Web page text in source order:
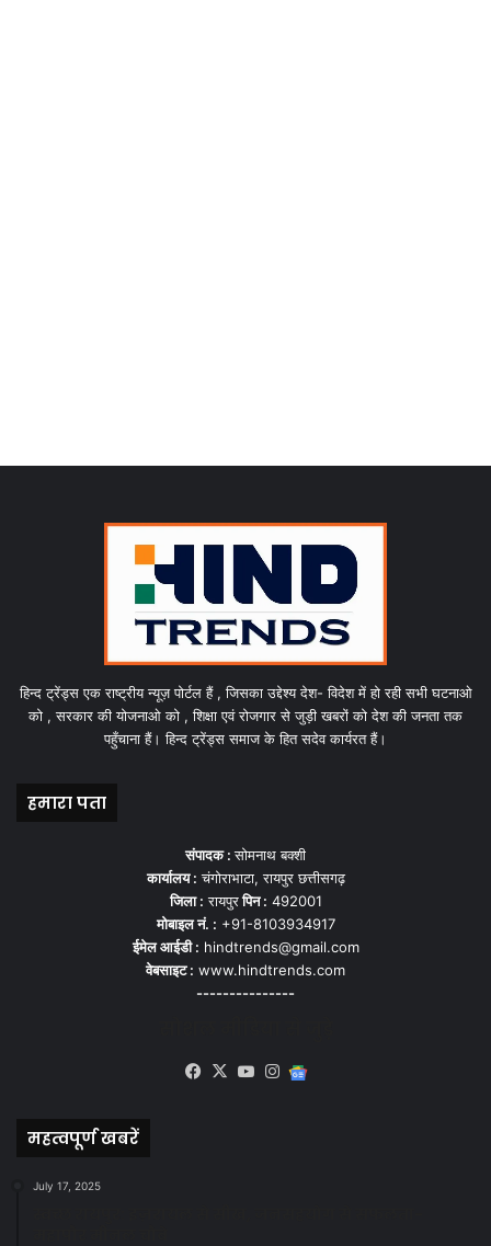
हिन्द ट्रेंड्स एक राष्ट्रीय न्यूज़ पोर्टल हैं , जिसका उद्देश्य देश- विदेश में हो रही सभी घटनाओ
को , सरकार की योजनाओ को , शिक्षा एवं रोजगार से जुड़ी खबरों को देश की जनता तक
पहुँचाना हैं। हिन्द ट्रेंड्स समाज के हित सदेव कार्यरत हैं।
हमारा पता
संपादक :सोमनाथ बक्शी
कार्यालय : चंगोराभाटा, रायपुर छत्तीसगढ़
जिला : रायपुरपिन : 492001
मोबाइल नं. : +91-8103934917
ईमेल आईडी : hindtrends@gmail.com
वेबसाइट : www.hindtrends.com
---------------
Facebook
X YouTubeInstagram
महत्वपूर्ण खबरें
July 17, 2025